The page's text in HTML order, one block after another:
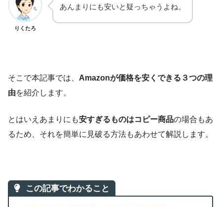
りくたろ
あんまりにも安いと疑っちゃうよね。
そこで本記事では、 Amazonが価格を安くできる３つの理
由を紹介します。
とはいえあまりにも安すぎるものはコピー商品の場合もあ
るため、それを簡単に見破る方法もあわせて解説します。
この記事でわかること